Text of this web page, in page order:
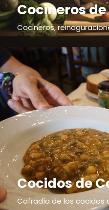
Cocineros
Cocineros,
Cocidos de
Cofradía de los cocidos